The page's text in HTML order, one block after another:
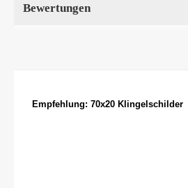
Bewertungen
Produktgalerie überspringen
Empfehlung: 70x20 Klingelschilder